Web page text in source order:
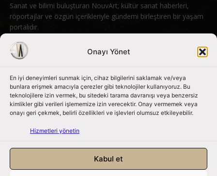
Onayı Yönet
En iyi deneyimleri sunmak için, cihaz bilgilerini saklamak ve/veya
bunlara erişmek amacıyla çerezler gibi teknolojiler kullanıyoruz. Bu
teknolojilere izin vermek, bu sitedeki tarama davranışı veya benzersiz
kimlikler gibi verileri işlememize izin verecektir. Onay vermemek veya
onayı geri çekmek, belirli özellikleri ve işlevleri olumsuz etkileyebilir.
Hizmetleri yönetin
Kabul et
Sanat ve bilimi buluşturan NouvArt; kültür sanat haberleri,
röportajlar ve özgün içerikleriyle gündemi birleştiren bir yaşam
portalıdır.
Bizimle iletişime geçin: info@nouvart.net
Bizi Takip Edin